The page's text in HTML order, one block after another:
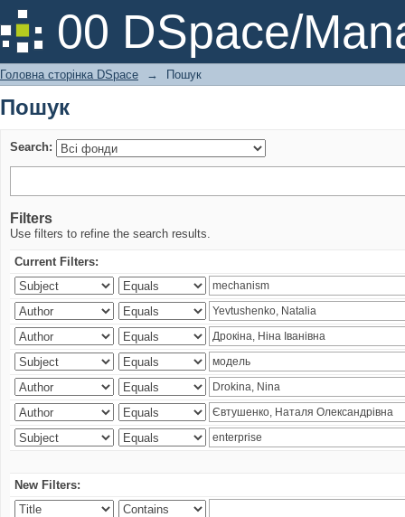
00 DSpace/
Пошук
Головна сторінка DSpace → Пошук
Пошук
Search:
Filters
Use filters to refine the search results.
Current Filters:
New Filters: